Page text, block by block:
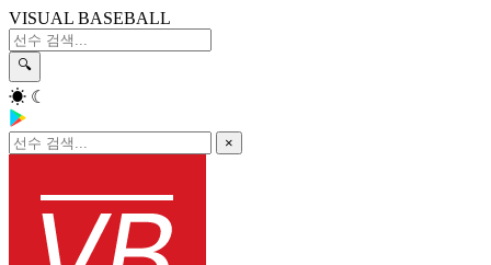
VISUAL BASEBALL
🔍
☀ ☾
×